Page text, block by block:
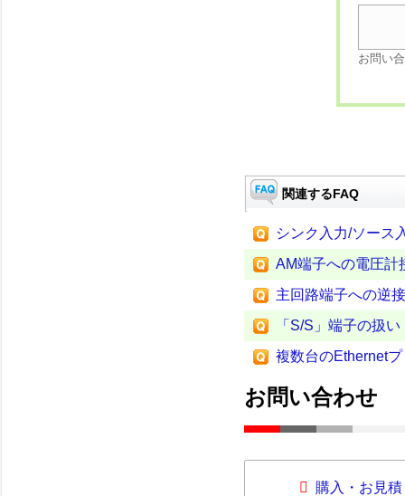
お問い
関連するFAQ
シンク入力/ソース
AM端子への電圧計
主回路端子への逆
「S/S」端子の扱い
複数台のEthernet
お問い合わせ
購入・お見